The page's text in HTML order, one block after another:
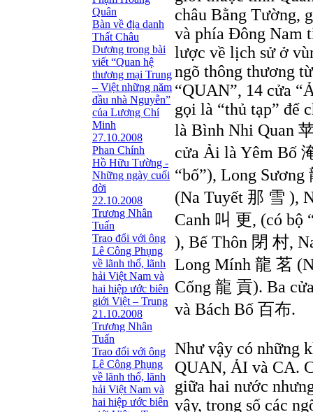
Quân
Bàn về địa danh
Thất Châu
Dương trong bài
viết “Quan hệ
thương mại Trung
– Việt những năm
đầu nhà Nguyễn”
của Lương Chí
Minh
27.10.2008
Phan Chính
Hồ Hữu Tường -
Những ngày cuối
đời
22.10.2008
Trương Nhân
Tuấn
Trao đổi với ông
Lê Công Phụng
về lãnh thổ, lãnh
hải Việt Nam và
hai hiệp ước biên
giới Việt – Trung
21.10.2008
Trương Nhân
Tuấn
Trao đổi với ông
Lê Công Phụng
về lãnh thổ, lãnh
hải Việt Nam và
hai hiệp ước biên
châu Bằng Tường,
và phía Ðông Nam
lược về lịch sử ở
ngõ thông thương
“QUAN”, 14 cửa
gọi là “thủ tạp” để
là Bình Nhi Quan
cửa Ải là Yêm Bố
“bố”), Long
(Na Tuyết 那 雪 ),
Canh 叫 更, (có bộ
), Bế Thôn 閉 村,
Long Mính 龍 茗
Cống 龍 貢). Ba
và Bách Bố 百布.
Như vậy có những
QUAN, ẢI và CA.
giữa hai nước
vậy, trong số các